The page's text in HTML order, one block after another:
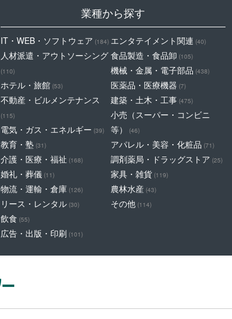
業種から探す
IT・WEB・ソフトウェア (184)
人材派遣・アウトソーシング
(110)
ホテル・旅館 (53)
不動産・ビルメンテナンス
(115)
電気・ガス・エネルギー (39)
教育・塾 (31)
介護・医療・福祉 (168)
婚礼・葬儀 (11)
物流・運輸・倉庫 (126)
リース・レンタル (30)
飲食 (55)
広告・出版・印刷 (101)
エンタテイメント関連 (40)
食品製造・食品卸 (105)
機械・金属・電子部品 (438)
医薬品・医療機器 (7)
建築・土木・工事 (475)
小売（スーパー・コンビニ
等）
(46)
アパレル・美容・化粧品 (71)
調剤薬局・ドラッグストア (25)
家具・雑貨 (119)
農林水産 (43)
その他 (114)